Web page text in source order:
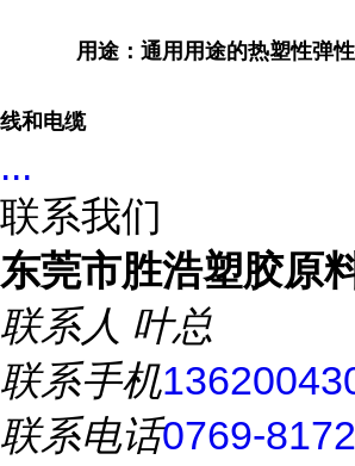
用途： 通用用途的热塑性弹
线和电缆
...
联系我们
东莞市胜浩塑胶原
联系人 叶总
联系手机
联系电话0769-